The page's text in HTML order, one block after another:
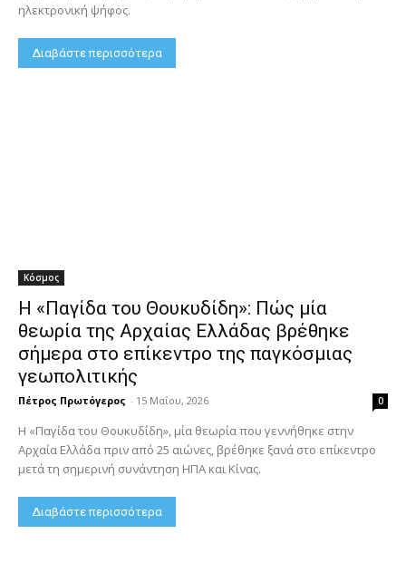
ηλεκτρονική ψήφος.
Διαβάστε περισσότερα
Κόσμος
Η «Παγίδα του Θουκυδίδη»: Πώς μία
θεωρία της Αρχαίας Ελλάδας βρέθηκε
σήμερα στο επίκεντρο της παγκόσμιας
γεωπολιτικής
Πέτρος Πρωτόγερος - 15 Μαΐου, 2026 0
Η «Παγίδα του Θουκυδίδη», μία θεωρία που γεννήθηκε στην
Αρχαία Ελλάδα πριν από 25 αιώνες, βρέθηκε ξανά στο επίκεντρο
μετά τη σημερινή συνάντηση ΗΠΑ και Κίνας.
Διαβάστε περισσότερα